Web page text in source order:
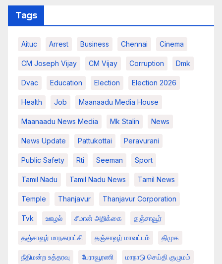
Tags
Aituc Arrest Business Chennai Cinema
CM Joseph Vijay CM Vijay Corruption Dmk
Dvac Education Election Election 2026
Health Job Maanaadu Media House
Maanaadu News Media Mk Stalin News
News Update Pattukottai Peravurani
Public Safety Rti Seeman Sport
Tamil Nadu Tamil Nadu News Tamil News
Temple Thanjavur Thanjavur Corporation
Tvk ஊழல் சீமான் அறிக்கை தஞ்சாவூர்
தஞ்சாவூர் மாநகராட்சி தஞ்சாவூர் மாவட்டம் திமுக
நீதிமன்ற உத்தரவு பேராவூரணி மாநாடு செய்தி குழுமம்